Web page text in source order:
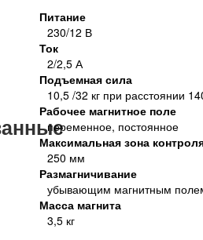
Питание
230/12 В
Ток
2/2,5 А
Подъемная сила
10,5 /32 кг при расстоянии
Рабочее магнитное поле
переменное, постоянное
Максимальная зона
250 мм
Размагничивание
убывающим магнитным
Масса магнита
3,5 кг